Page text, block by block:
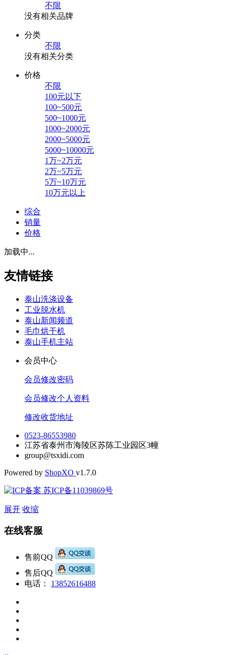
不限
没有相关品牌
分类
不限
没有相关分类
价格
不限
100元以下
100~500元
500~1000元
1000~2000元
2000~5000元
5000~10000元
1万~2万元
2万~5万元
5万~10万元
10万元以上
综合
销量
价格
加载中...
友情链接
泰山洗涤设备
工业脱水机
泰山新闻频道
毛巾烘干机
泰山手机主站
会员中心
会员修改密码
会员修改个人资料
修改收货地址
0523-86553980
江苏省泰州市海陵区苏陈工业园区3幢
group@tsxidi.com
Powered by ShopXO v1.7.0
苏ICP备11039869号
展开 收缩
在线客服
售前QQ
售后QQ
电话：
13852616488